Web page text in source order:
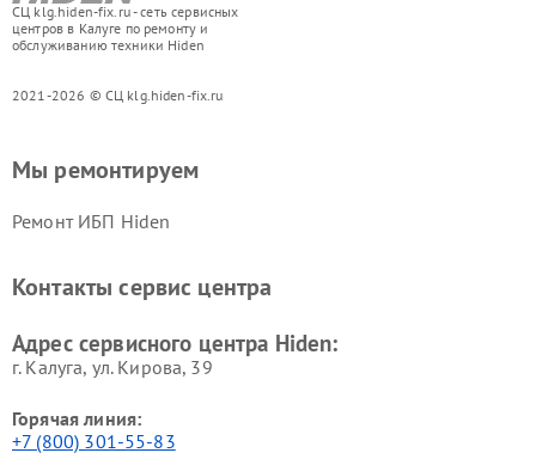
СЦ klg.hiden-fix.ru - сеть сервисных
центров в Калуге по ремонту и
обслуживанию техники Hiden
2021-2026 © СЦ klg.hiden-fix.ru
Мы ремонтируем
Ремонт ИБП Hiden
Контакты сервис центра
Адрес сервисного центра Hiden:
г. Калуга, ул. Кирова, 39
Горячая линия:
+7 (800) 301-55-83